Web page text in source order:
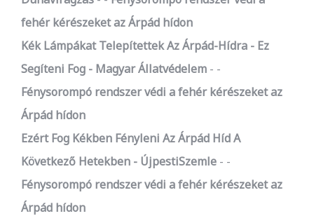
fehér kérészeket az Árpád hídon
Kék Lámpákat Telepítettek Az Árpád-Hídra - Ez
Segíteni Fog - Magyar Állatvédelem
-
Fénysorompó rendszer védi a fehér kérészeket az
Árpád hídon
Ezért Fog Kékben Fényleni Az Árpád Híd A
Következő Hetekben - ÚjpestiSzemle
-
Fénysorompó rendszer védi a fehér kérészeket az
Árpád hídon